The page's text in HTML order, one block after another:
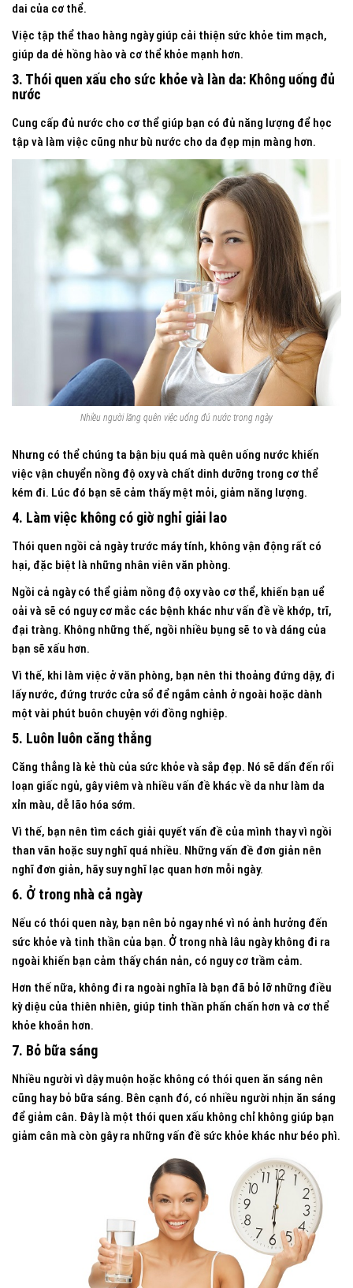
dai của cơ thể.
Việc tập thể thao hàng ngày giúp cải thiện sức khỏe tim mạch,
giúp da dẻ hồng hào và cơ thể khỏe mạnh hơn.
3. Thói quen xấu cho sức khỏe và làn da: Không uống đủ
nước
Cung cấp đủ nước cho cơ thể giúp bạn có đủ năng lượng để học
tập và làm việc cũng như bù nước cho da đẹp mịn màng hơn.
Nhiều người lãng quên việc uống đủ nước trong ngày
Nhưng có thể chúng ta bận bịu quá mà quên uống nước khiến
việc vận chuyển nồng độ oxy và chất dinh dưỡng trong cơ thể
kém đi. Lúc đó bạn sẽ cảm thấy mệt mỏi, giảm năng lượng.
4. Làm việc không có giờ nghỉ giải lao
Thói quen ngồi cả ngày trước máy tính, không vận động rất có
hại, đặc biệt là những nhân viên văn phòng.
Ngồi cả ngày có thể giảm nồng độ oxy vào cơ thể, khiến bạn uể
oải và sẽ có nguy cơ mắc các bệnh khác như vấn đề về khớp, trĩ,
đại tràng. Không những thế, ngồi nhiều bụng sẽ to và dáng của
bạn sẽ xấu hơn.
Vì thế, khi làm việc ở văn phòng, bạn nên thi thoảng đứng dậy, đi
lấy nước, đứng trước cửa sổ để ngắm cảnh ở ngoài hoặc dành
một vài phút buôn chuyện với đồng nghiệp.
5. Luôn luôn căng thẳng
Căng thẳng là kẻ thù của sức khỏe và sắp đẹp. Nó sẽ dấn đến rối
loạn giấc ngủ, gây viêm và nhiều vấn đề khác về da như làm da
xỉn màu, dễ lão hóa sớm.
Vì thế, bạn nên tìm cách giải quyết vấn đề của mình thay vì ngồi
than vãn hoặc suy nghĩ quá nhiều. Những vấn đề đơn giản nên
nghĩ đơn giản, hãy suy nghĩ lạc quan hơn mỗi ngày.
6. Ở trong nhà cả ngày
Nếu có thói quen này, bạn nên bỏ ngay nhé vì nó ảnh hưởng đến
sức khỏe và tinh thần của bạn. Ở trong nhà lâu ngày không đi ra
ngoài khiến bạn cảm thấy chán nản, có nguy cơ trầm cảm.
Hơn thế nữa, không đi ra ngoài nghĩa là bạn đã bỏ lỡ những điều
kỳ diệu của thiên nhiên, giúp tinh thần phấn chấn hơn và cơ thể
khỏe khoắn hơn.
7. Bỏ bữa sáng
Nhiều người vì dậy muộn hoặc không có thói quen ăn sáng nên
cũng hay bỏ bữa sáng. Bên cạnh đó, có nhiều người nhịn ăn sáng
để giảm cân. Đây là một thói quen xấu không chỉ không giúp bạn
giảm cân mà còn gây ra những vấn đề sức khỏe khác như béo phì.